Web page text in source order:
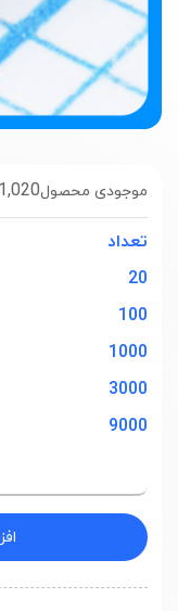
موجودی محصول
3000
9000